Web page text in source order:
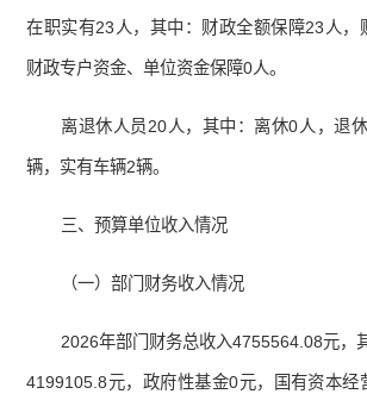
在职实有23人，其中：财政全额保障23人，
财政专户资金、单位资金保障0人。
离退休人员20人，其中：离休0人，退
辆，实有车辆2辆。
三、预算单位收入情况
（一）部门财务收入情况
2026年部门财务总收入4755564.08元，
4199105.8元，政府性基金0元，国有资本经